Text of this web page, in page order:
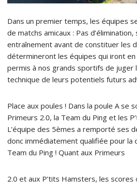
Dans un premier temps, les équipes
de matchs amicaux : Pas
entraînement avant de constituer les
détermineront les équipes qui iront en
permis à nos grands sportifs de juger
technique de leurs potentiels futurs
Place aux poules ! Dans la poule A se
Primeurs 2.0, la Team du Ping et les
L’équipe des 5èmes a remporté ses
donc immédiatement qualifiée pour la
Team du Ping ! Quant aux Primeurs
2.0 et aux P’tits Hamsters, les scores